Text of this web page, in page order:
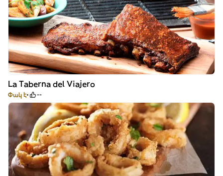
La Taberna del Viajero
Փակ է --